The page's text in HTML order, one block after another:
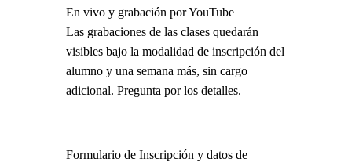
En vivo y grabación por YouTube
Las grabaciones de las clases quedarán
visibles bajo la modalidad de inscripción del
alumno y una semana más, sin cargo
adicional. Pregunta por los detalles.
Formulario de Inscripción y datos de